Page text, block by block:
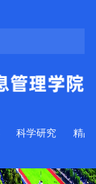
科学研究 精品